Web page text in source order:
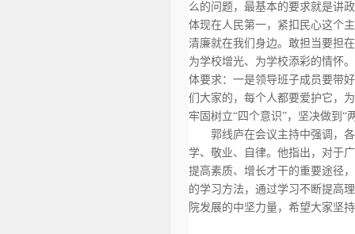
么的问题，最基本的要求就是讲
体现在人民第一，紧扣民心这个
清廉就在我们身边。敢担当要担
为学校增光、为学校添彩的情怀
体要求：一是领导班子成员要带
们大家的，每个人都要爱护它，
牢固树立“四个意识”，坚决做到“
郭线庐在会议主持中强调，
学、敬业、自律。他指出，对于
提高素质、增长才干的重要途径
的学习方法，通过学习不断提高
院发展的中坚力量，希望大家坚